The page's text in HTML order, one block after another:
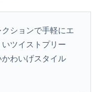
ションで手軽にエ
ツイストプリー
わいげスタイル